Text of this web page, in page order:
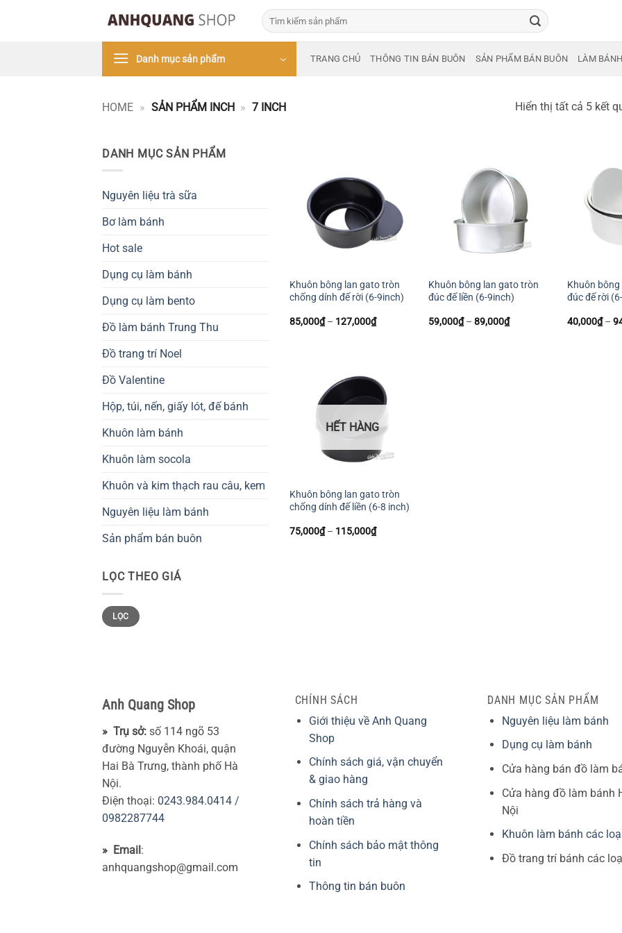
Tìm
kiếm:
Danh mục sản phẩm TRANG CHỦ THÔNG TIN BÁN BUÔN SẢN PHẨM BÁN BUÔN LÀM BÁNH
HOME » SẢN PHẨM INCH » 7 INCH Hiển thị tất cả 5 kết
DANH MỤC SẢN PHẨM
Nguyên liệu trà sữa
Bơ làm bánh
Hot sale
Dụng cụ làm bánh
Dụng cụ làm bento
Đồ làm bánh Trung Thu
Đồ trang trí Noel
Đồ Valentine
Hộp, túi, nến, giấy lót, đế bánh
Khuôn làm bánh
Khuôn làm socola
Khuôn và kim thạch rau câu, kem
Nguyên liệu làm bánh
Sản phẩm bán buôn
LỌC THEO GIÁ
Giá
tối
thiểu
Giá
tối
đa
LỌC
Khuôn bông lan gato tròn
chống dính đế rời (6-9inch)
85,000₫ – 127,000₫Khoảng
Khuôn bông lan gato tròn
đúc đế liền (6-9inch)
59,000₫ – 89,000₫Khoảng
Khuôn
đúc đế rời
40,000₫ –
HẾT HÀNG
Khuôn bông lan gato tròn
chống dính đế liền (6-8 inch)
75,000₫ – 115,000₫Khoảng
Anh Quang Shop
» Trụ sở: số 114 ngõ 53
đường Nguyễn Khoái, quận
Hai Bà Trưng, thành phố Hà
Nội.
Điện thoại: 0243.984.0414 /
0982287744
» Email:
anhquangshop@gmail.com
CHÍNH SÁCH
Giới thiệu về Anh Quang
Shop
Chính sách giá, vận chuyển
& giao hàng
Chính sách trả hàng và
hoàn tiền
Chính sách bảo mật thông
tin
Thông tin bán buôn
DANH MỤC SẢN PHẨM
Nguyên liệu làm bánh
Dụng cụ làm bánh
Cửa hàng bán đồ làm
Cửa hàng đồ làm bánh
Nội
Khuôn làm bánh các
Đồ trang trí bánh các